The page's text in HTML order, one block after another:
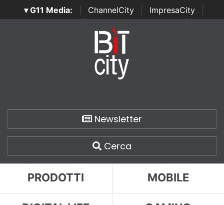
▾ G11 Media: ChannelCity ImpresaCity
SecurityOpenLab | Italian Channel Awards | Italian
Italian Security Awards
Newsletter
Cerca
PRODOTTI MOBILE